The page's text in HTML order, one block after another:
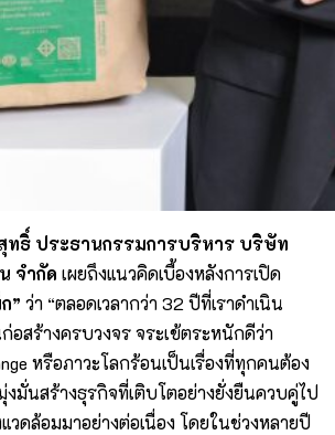
ทธิ์ ประธานกรรมการบริหาร บริษัท
จำกัด เผยถึงแนวคิดเบื้องหลังการเปิด
” ว่า “ตลอดเวลากว่า 32 ปีที่เราดำเนิน
อสร้างครบวงจร จระเข้ตระหนักดีว่า
หรือภาวะโลกร้อนเป็นเรื่องที่ทุกคนต้อง
งมั่นสร้างธุรกิจที่เติบโตอย่างยั่งยืนควบคู่ไป
ดล้อมมาอย่างต่อเนื่อง โดยในช่วงหลายปี